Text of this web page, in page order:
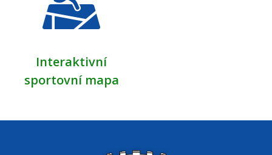
Interaktivní
sportovní mapa